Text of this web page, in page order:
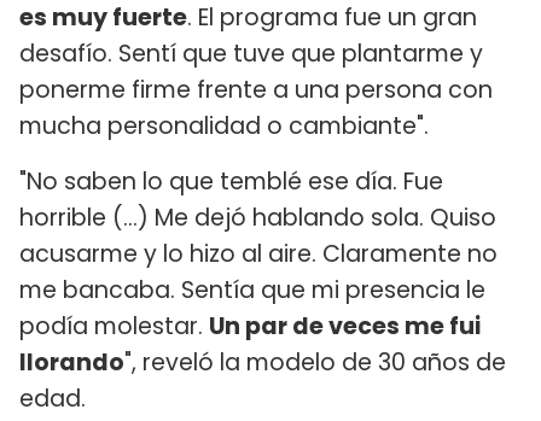
es muy fuerte. El programa fue un gran
desafío. Sentí que tuve que plantarme y
ponerme firme frente a una persona con
mucha personalidad o cambiante".
"No saben lo que temblé ese día. Fue
horrible (…) Me dejó hablando sola. Quiso
acusarme y lo hizo al aire. Claramente no
me bancaba. Sentía que mi presencia le
podía molestar. Un par de veces me fui
llorando", reveló la modelo de 30 años de
edad.